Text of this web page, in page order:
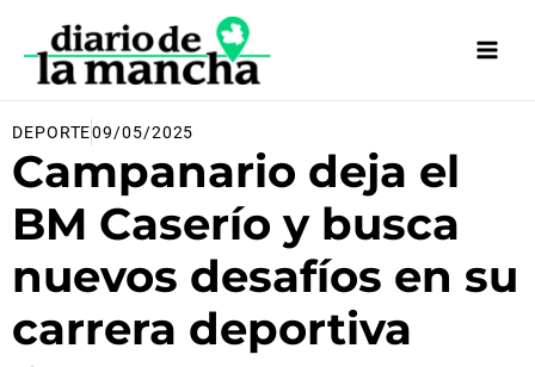
contenido
DEPORTE09/05/2025
Campanario deja el
BM Caserío y busca
nuevos desafíos en su
carrera deportiva